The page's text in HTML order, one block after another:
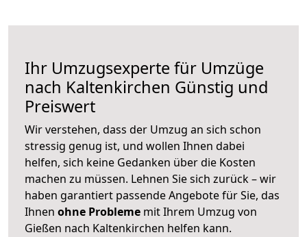
Ihr Umzugsexperte für Umzüge
nach Kaltenkirchen Günstig und
Preiswert
Wir verstehen, dass der Umzug an sich schon
stressig genug ist, und wollen Ihnen dabei
helfen, sich keine Gedanken über die Kosten
machen zu müssen. Lehnen Sie sich zurück – wir
haben garantiert passende Angebote für Sie, das
Ihnen ohne Probleme mit Ihrem Umzug von
Gießen nach Kaltenkirchen helfen kann.